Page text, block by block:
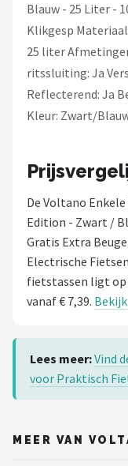
Blauw - 25 Liter -
Klikgesp
25 liter
ritssluiting: Ja
Reflecterend: Ja
Kleur: Zwart/
De Voltano
Edition - Zwart /
Gratis Extra
Electrische
fietstassen ligt op
vanaf € 7,39.
Lees meer:Vind
voor Praktisch
MEER VAN